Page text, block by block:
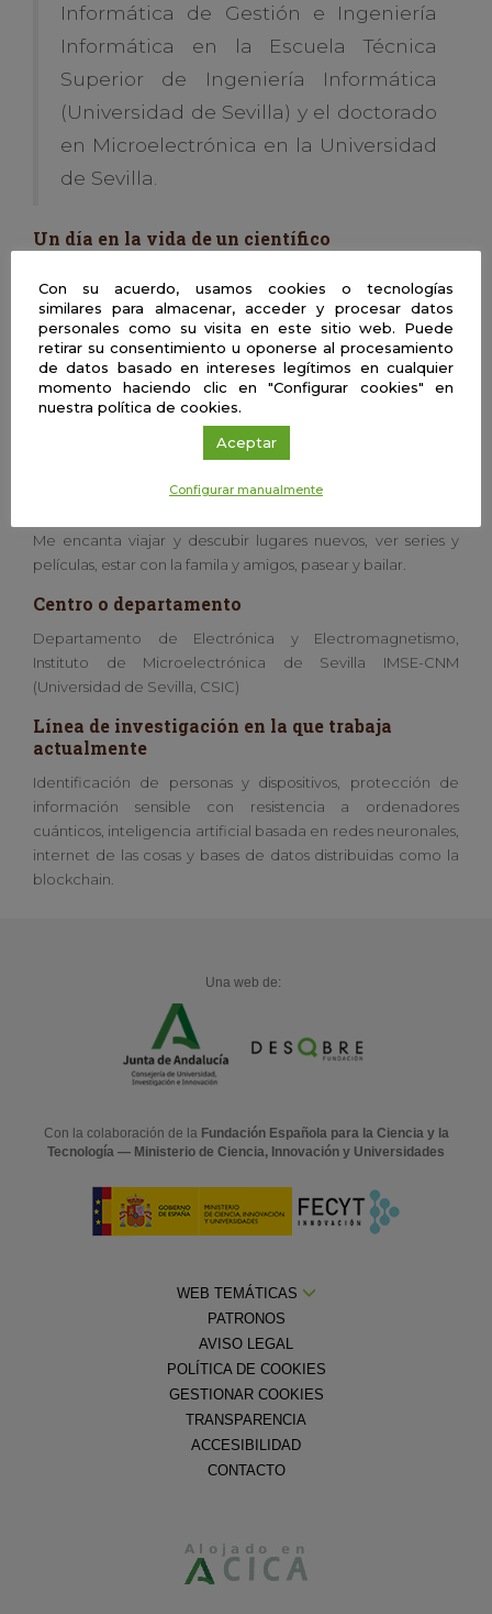
Informática de Gestión e Ingeniería
Informática en la Escuela Técnica
Superior de Ingeniería Informática
(Universidad de Sevilla) y el doctorado
en Microelectrónica en la Universidad
de Sevilla.
Un día en la vida de un científico
tener reuniones, organizar, preparar e impartir clases, estar
al tanto de los últimos trabajos relacionados con los temas
que investigamos, proponer avances, escritura y
presentación de trabajos científicos y divulgativos, buscar
financiación de proyectos para continuar con nuestras
tareas de investigación y de transferencia de tecnología a
empresas, tareas familiares y de casa,… Aún así, algo queda
Me encanta viajar y descubir lugares nuevos, ver series y
películas, estar con la famila y amigos, pasear y bailar.
Centro o departamento
Departamento de Electrónica y Electromagnetismo,
Instituto de Microelectrónica de Sevilla IMSE-CNM
(Universidad de Sevilla, CSIC)
Línea de investigación en la que trabaja
actualmente
Identificación de personas y dispositivos, protección de
información sensible con resistencia a ordenadores
cuánticos, inteligencia artificial basada en redes neuronales,
internet de las cosas y bases de datos distribuidas como la
blockchain.
Una web de:
Con la colaboración de la Fundación Española para la Ciencia y la
Tecnología — Ministerio de Ciencia, Innovación y Universidades
WEB TEMÁTICAS
PATRONOS
AVISO LEGAL
POLÍTICA DE COOKIES
GESTIONAR COOKIES
TRANSPARENCIA
ACCESIBILIDAD
CONTACTO
Con su acuerdo, usamos cookies o tecnologías
similares para almacenar, acceder y procesar datos
personales como su visita en este sitio web. Puede
retirar su consentimiento u oponerse al procesamiento
de datos basado en intereses legítimos en cualquier
momento haciendo clic en "Configurar cookies" en
nuestra política de cookies.
Aceptar
Configurar manualmente